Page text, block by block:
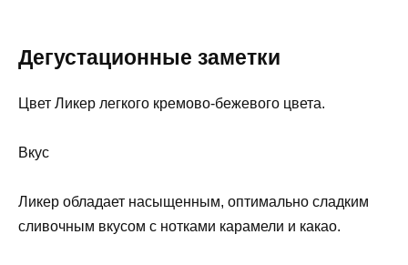
Дегустационные заметки
Цвет Ликер легкого кремово-бежевого цвета.
Вкус
Ликер обладает насыщенным, оптимально сладким
сливочным вкусом с нотками карамели и какао.